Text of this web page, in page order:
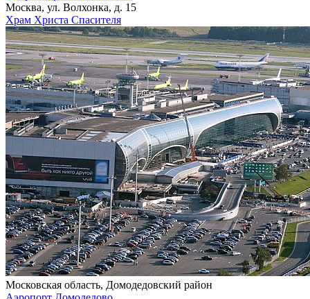
Москва, ул. Волхонка, д. 15
Храм Христа Спасителя
Московская область, Домодедовский район